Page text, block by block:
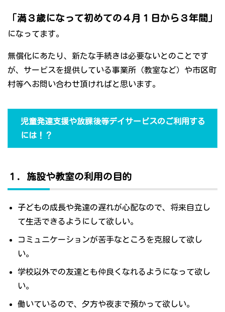
「満３歳になって初めての４月１日から３年間」
になってます。
無償化にあたり、新たな手続きは必要ないとのことです
が、サービスを提供している事業所（教室など）や市区町
村等へお問い合わせ頂ければと思います。
児童発達支援や放課後等デイサービスのご利用する
には！？
１．施設や教室の利用の目的
子どもの成長や発達の遅れが心配なので、将来自立し
て生活できるようにして欲しい。
コミュニケーションが苦手なところを克服して欲し
い。
学校以外での友達とも仲良くなれるようになって欲し
い。
働いているので、夕方や夜まで預かって欲しい。